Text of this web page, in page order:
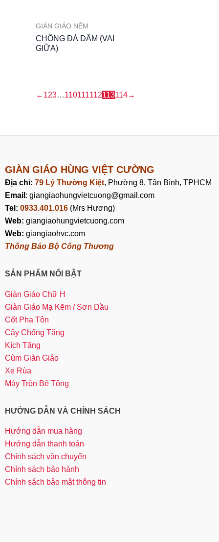
GIÀN GIÁO NÊM
CHỐNG ĐÀ DẦM (VAI
GIỮA)
← 123…110111112113114→
GIÀN GIÁO HÙNG VIỆT CƯỜNG
Địa chỉ: 79 Lý Thường Kiệt, Phường 8, Tân Bình, TPHCM
Email : giangiaohungvietcuong@gmail.com
Tel: 0933.401.016 (Mrs Hương)
Web: giangiaohungvietcuong.com
Web: giangiaohvc.com
Thông Báo Bộ Công Thương
SẢN PHẨM NỔI BẬT
Giàn Giáo Chữ H
Giàn Giáo Mạ Kẽm / Sơn Dầu
Cốt Pha Tôn
Cây Chống Tăng
Kích Tăng
Cùm Giàn Giáo
Xe Rùa
Máy Trộn Bê Tông
HƯỚNG DẪN VÀ CHÍNH SÁCH
Hướng dẫn mua hàng
Hướng dẫn thanh toán
Chính sách vận chuyển
Chính sách bảo hành
Chính sách bảo mật thông tin